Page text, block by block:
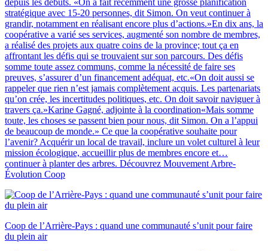
depuis les débuts. «On a fait récemment une grosse planification
stratégique avec 15-20 personnes, dit Simon. On veut continuer à
grandir, notamment en réalisant encore plus d’actions.»En dix ans, la
coopérative a varié ses services, augmenté son nombre de membres,
a réalisé des projets aux quatre coins de la province; tout ça en
affrontant les défis qui se trouvaient sur son parcours. Des défis
somme toute assez communs, comme la nécessité de faire ses
preuves, s’assurer d’un financement adéquat, etc.«On doit aussi se
rappeler que rien n’est jamais complètement acquis. Les partenariats
qu’on crée, les incertitudes politiques, etc. On doit savoir naviguer à
travers ça.»Karine Gagné, adjointe à la coordination«Mais somme
toute, les choses se passent bien pour nous, dit Simon. On a l’appui
de beaucoup de monde.» Ce que la coopérative souhaite pour
l’avenir? Acquérir un local de travail, inclure un volet culturel à leur
mission écologique, accueillir plus de membres encore et…
continuer à planter des arbres. Découvrez Mouvement Arbre-
Évolution Coop
Coop de l’Arrière-Pays : quand une communauté s’unit pour faire
du plein air